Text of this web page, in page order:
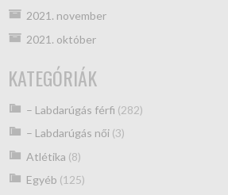
2021. november
2021. október
KATEGÓRIÁK
– Labdarúgás férfi (282)
– Labdarúgás női(3)
Atlétika (8)
Egyéb (125)